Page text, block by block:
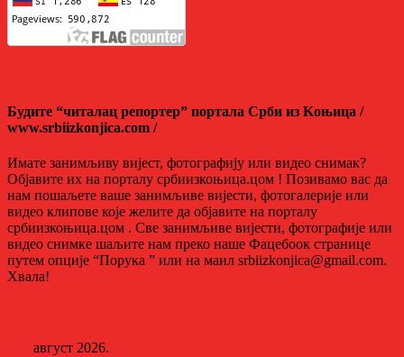
Будите “читалац репортер” портала Срби из Kоњица /
www.srbiizkonjica.com /
Имате занимљиву вијест, фотографију или видео снимак?
Објавите их на порталу србиизкоњица.цом ! Позивамо вас да
нам пошаљете ваше занимљиве вијести, фотогалерије или
видео клипове које желите да објавите на порталу
србиизкоњица.цом . Све занимљиве вијести, фотографије или
видео снимке шаљите нам преко наше Фацебоок странице
путем опције “Порука ” или на маил srbiizkonjica@gmail.com.
Хвала!
август 2026.